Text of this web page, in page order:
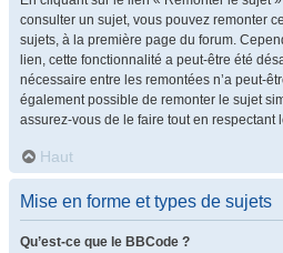
consulter un sujet, vous pouvez remonter
sujets, à la première page du forum.
lien, cette fonctionnalité a peut-être été
nécessaire entre les remontées n’a peut-
également possible de remonter le sujet
assurez-vous de le faire tout en respectant
Haut
Mise en forme et types de sujets
Qu’est-ce que le BBCode ?